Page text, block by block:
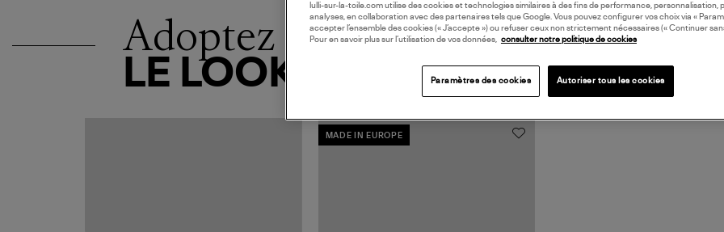
Adoptez
LE LOOK
MADE IN EUROPE
lulli-sur-la-toile.com utilise des cookies et technologies similaires à des fins de performance, personnalisation,
analyses, en collaboration avec des partenaires tels que Google. Vous pouvez configurer vos choix via «
accepter l’ensemble des cookies (« J’accepte ») ou refuser ceux non strictement nécessaires (« Continuer
Pour en savoir plus sur l’utilisation de vos données, consulter notre politique de cookies
Paramètres des cookies Autoriser tous les cookies